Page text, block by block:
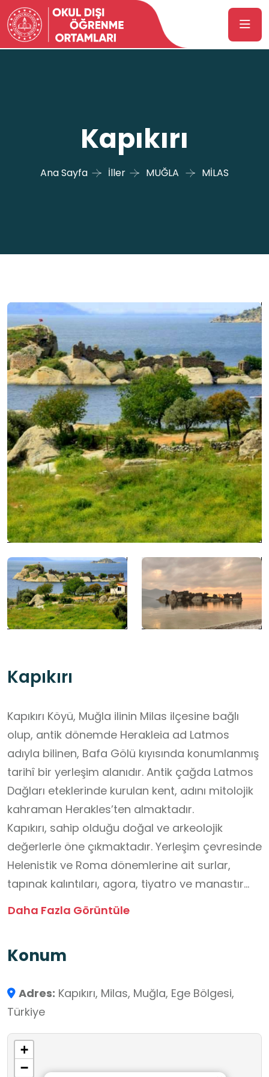
Kapıkırı
Ana Sayfa İller MUĞLA MİLAS
Kapıkırı
Kapıkırı Köyü, Muğla ilinin Milas ilçesine bağlı
olup, antik dönemde Herakleia ad Latmos
adıyla bilinen, Bafa Gölü kıyısında konumlanmış
tarihî bir yerleşim alanıdır. Antik çağda Latmos
Dağları eteklerinde kurulan kent, adını mitolojik
kahraman Herakles’ten almaktadır.
Kapıkırı, sahip olduğu doğal ve arkeolojik
değerlerle öne çıkmaktadır. Yerleşim çevresinde
Helenistik ve Roma dönemlerine ait surlar,
tapınak kalıntıları, agora, tiyatro ve manastır
yapıları bulunmaktadır. Göl kıyısında yer alan
kısmen su altında kalan bazı yapı kalıntıları,
Bölgenin bir diğer önemli özelliği, Latmos
Dağları’nda bulunan kaya resimleridir. Yaklaşık
8000 yıl öncesine tarihlenen bu resimler,
Anadolu’daki en eski insan izleri arasında kabul
edilmekte olup, Neolitik Dönem’e ait ritüel
Daha Fazla Görüntüle
Konum
Adres: Kapıkırı, Milas, Muğla, Ege Bölgesi,
Türkiye
+
−